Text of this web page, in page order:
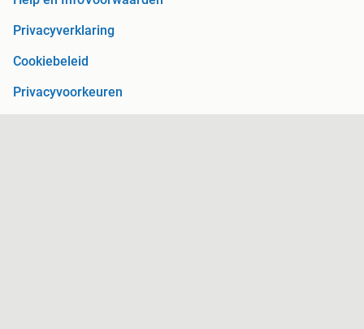
Privacyverklaring
Cookiebeleid
Privacyvoorkeuren